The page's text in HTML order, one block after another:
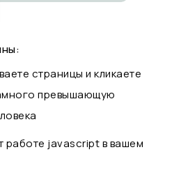
страницы и кликаете
превышающую
работе javascript в вашем